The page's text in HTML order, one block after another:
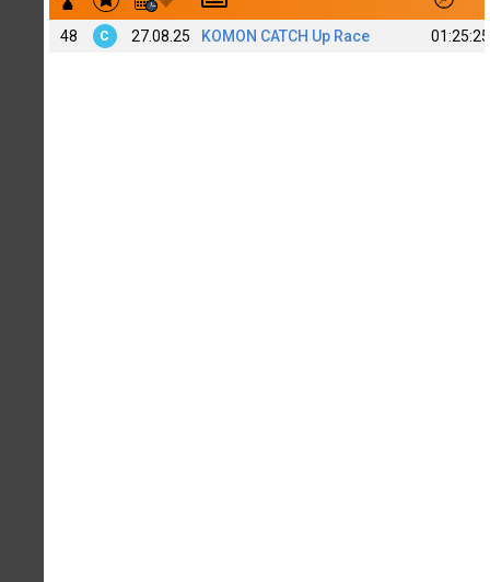
48 C 27.08.25 KOMON CATCH Up Race 01:25:25